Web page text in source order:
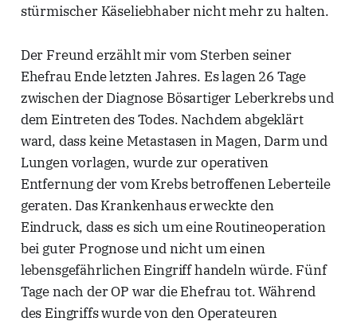
stürmischer Käseliebhaber nicht mehr zu halten.
Der Freund erzählt mir vom Sterben seiner
Ehefrau Ende letzten Jahres. Es lagen 26 Tage
zwischen der Diagnose Bösartiger Leberkrebs und
dem Eintreten des Todes. Nachdem abgeklärt
ward, dass keine Metastasen in Magen, Darm und
Lungen vorlagen, wurde zur operativen
Entfernung der vom Krebs betroffenen Leberteile
geraten. Das Krankenhaus erweckte den
Eindruck, dass es sich um eine Routineoperation
bei guter Prognose und nicht um einen
lebensgefährlichen Eingriff handeln würde. Fünf
Tage nach der OP war die Ehefrau tot. Während
des Eingriffs wurde von den Operateuren